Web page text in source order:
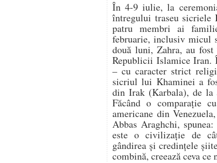
În 4-9 iulie, la
întregului traseu
patru membri ai
februarie, inclusiv micul
două luni, Zahra, au
Republicii Islamice Iran.
– cu caracter strict
sicriul lui Khaminei a
din Irak (Karbala), de
Făcând o comparație
americane din
Abbas Araghchi,
este o civilizație de
gândirea și credințele
combină, creează ceva